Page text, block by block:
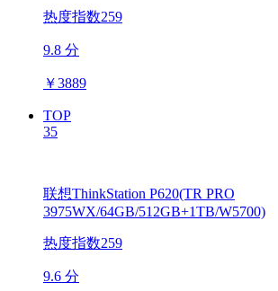
热度指数259
9.8 分
￥3889
TOP
35
联想ThinkStation P620(TR PRO
3975WX/64GB/512GB+1TB/W5700)
热度指数259
9.6 分